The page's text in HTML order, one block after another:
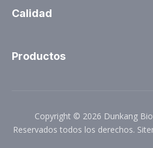
Calidad
Productos
Copyright © 2026 Dunkang
Reservados todos los derechos.